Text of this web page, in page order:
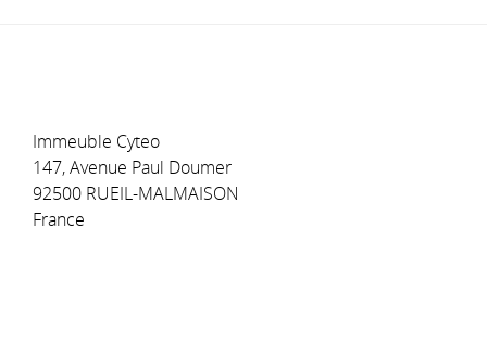
Immeuble Cyteo
147, Avenue Paul Doumer
92500 RUEIL-MALMAISON
France